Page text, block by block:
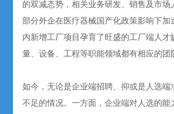
的双减态势，相关业务研发、销售及市场
部分外企在医疗器械国产化政策影响下加
内新增工厂项目孕育了旺盛的工厂端人才
量、设备、工程等职能领域都有相应的团
如今，无论是企业端招聘、抑或是人选端
不足的情况。一方面，企业端对人选的能